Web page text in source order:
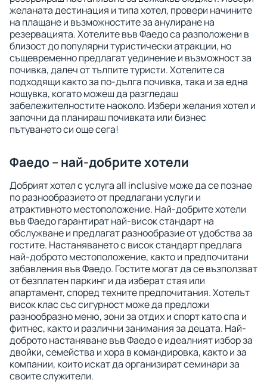
желаната дестинация и типа хотел, провери начините
на плащане и възможностите за анулиране на
резервацията. Хотелите във Фаедо са разположени в
близост до популярни туристически атракции, но
същевременно предлагат уединение и възможност за
почивка, далеч от тълпите туристи. Хотелите са
подходящи както за по-дълга почивка, така и за една
нощувка, когато можеш да разгледаш
забележителностите наоколо. Избери желания хотел и
започни да планираш почивката или бизнес
пътуването си още сега!
Фаедо – най-добрите хотели
Добрият хотел с услуга all inclusive може да се познае
по разнообразието от предлагани услуги и
атрактивното местоположение. Най-добрите хотели
във Фаедо гарантират най-висок стандарт на
обслужване и предлагат разнообразие от удобства за
гостите. Настаняването с висок стандарт предлага
най-доброто местоположение, както и предпочитани
забавления във Фаедо. Гостите могат да се възползват
от безплатен паркинг и да изберат стая или
апартамент, според техните предпочитания. Хотелът
висок клас със сигурност може да предложи
разнообразно меню, зони за отдих и спорт като спа и
фитнес, както и различни занимания за децата. Най-
доброто настаняване във Фаедо е идеалният избор за
двойки, семейства и хора в командировка, както и за
компании, които искат да организират семинари за
своите служители.